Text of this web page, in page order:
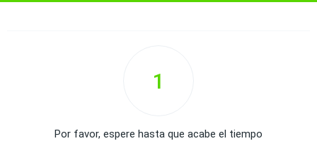
1
Por favor, espere hasta que acabe el tiempo